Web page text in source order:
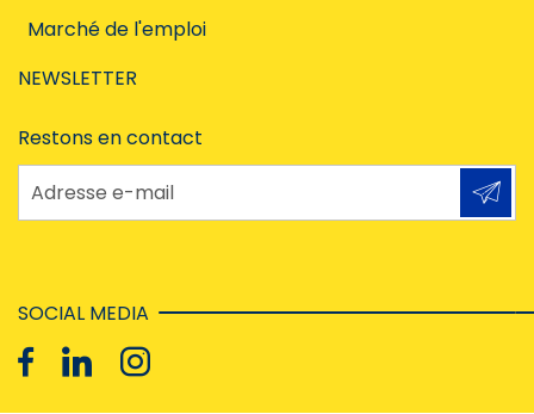
Marché de l'emploi
NEWSLETTER
Restons en contact
Adresse e-mail
SOCIAL MEDIA